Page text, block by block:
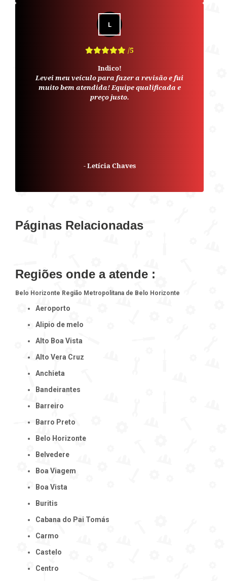
/5
Indico!
Levei meu veículo para fazer a revisão e fui
muito bem atendida! Equipe qualificada e
preço justo.
-Letícia Chaves
Páginas Relacionadas
Regiões onde a atende :
Belo Horizonte Região Metropolitana de Belo Horizonte
Aeroporto
Alipio de melo
Alto Boa Vista
Alto Vera Cruz
Anchieta
Bandeirantes
Barreiro
Barro Preto
Belo Horizonte
Belvedere
Boa Viagem
Boa Vista
Buritis
Cabana do Pai Tomás
Carmo
Castelo
Centro